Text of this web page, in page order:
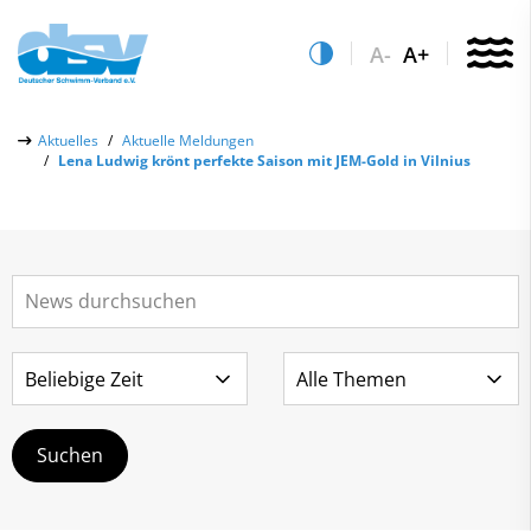
A- A+
Aktuelles
Aktuelle Meldungen
Lena Ludwig krönt perfekte Saison mit JEM-Gold in Vilnius
Über uns
Social-Media-Wall
Leistungs- & Wettkampfsport
Schwimmen lernen
Sportentwicklung
Service
Quicklinks
Vereinsfinder
Lizenzwesen
Zentrale Hinweisstelle
Recht auf sicheren Schwimmsport